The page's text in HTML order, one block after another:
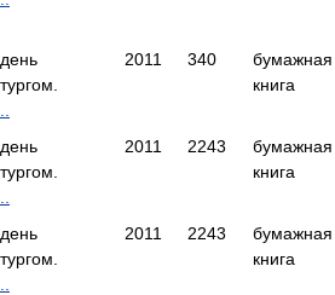
2011 340
бумажная
книга
2011 2243
бумажная
книга
2011 2243
бумажная
книга